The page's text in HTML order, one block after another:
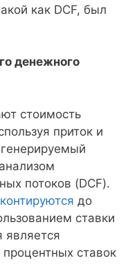
как DCF, был
денежного
стоимость
приток и
потоков (DCF).
до
ставки
является
ставок